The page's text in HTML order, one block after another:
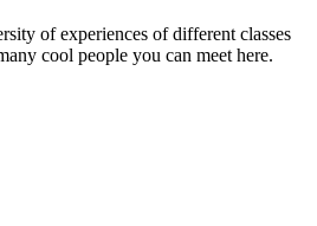
of experiences of different classes
cool people you can meet here.